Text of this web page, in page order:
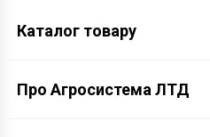
Каталог товару
Про Агросистема ЛТД